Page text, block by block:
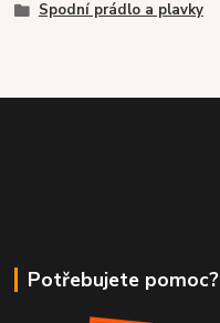
Spodní prádlo a plavky
Potřebujete pomoc?